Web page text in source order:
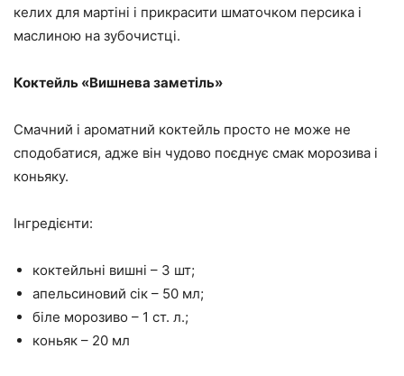
келих для мартіні і прикрасити шматочком персика і
маслиною на зубочистці.
Коктейль «Вишнева заметіль»
Смачний і ароматний коктейль просто не може не
сподобатися, адже він чудово поєднує смак морозива і
коньяку.
Інгредієнти:
коктейльні вишні – 3 шт;
апельсиновий сік – 50 мл;
біле морозиво – 1 ст. л.;
коньяк – 20 мл